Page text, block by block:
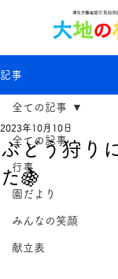
記事
全ての記事
行事
園だより
みんなの笑顔
献立表
全ての記事
ぶどう狩り
た🍇
2023年10月10日